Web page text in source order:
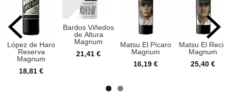
López de Haro
Reserva
Magnum
18,81 €
Bardos Viñedos
de Altura
Magnum
21,41 €
Matsu El Pícaro
Magnum
16,19 €
Matsu El Recio
Magnum
25,40 €